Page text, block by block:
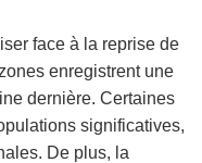
face à la reprise de
enregistrent une
dernière. Certaines
significatives,
De plus, la